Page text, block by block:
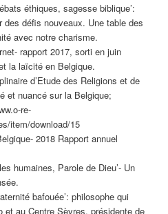
éthiques, sagesse biblique’:
des défis nouveaux. Une table des
avec notre charisme.
rapport 2017, sorti en juin
la laïcité en Belgique.
d’Etude des Religions et de
et nuancé sur la Belgique;
re-
item/download/15
2018 Rapport annuel
humaines, Parole de Dieu’- Un
bafouée’: philosophe qui
et au Centre Sèvres, présidente de